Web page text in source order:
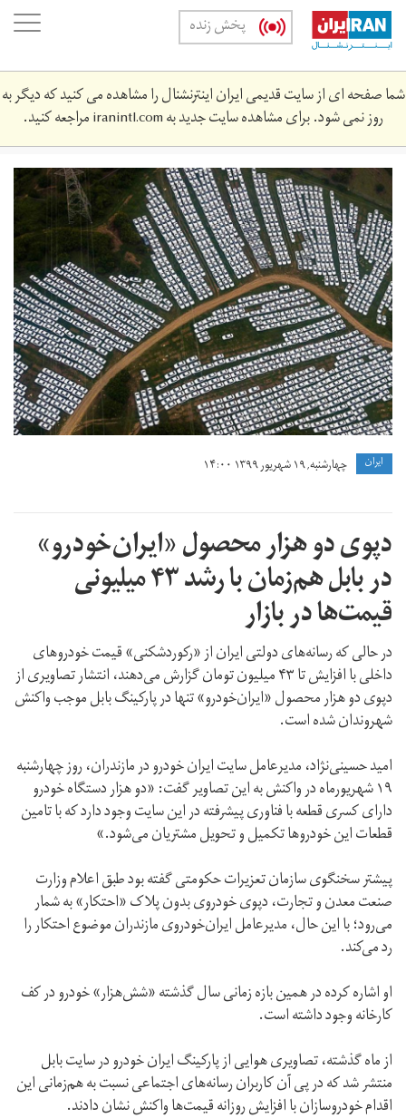
Skip
main
content
پخش زنده
شما صفحه ای از سایت قدیمی ایران اینترنشنال را مشاهده می کنید که دیگر به
روز نمی شود. برای مشاهده سایت جدید بهiranintl.comمراجعه کنید.
5303152_768.jpg
ايران چهارشنبه, ۱۹ شهریور ۱۳۹۹ ۱۴:۰۰
دپوی دو هزار محصول «ایران‌خودرو»
در بابل هم‌زمان با رشد ۴۳ میلیونی
قیمت‌ها در بازار
در حالی که رسانه‌های دولتی ایران از «رکوردشکنی» قیمت خودروهای
داخلی با افزایش تا ۴۳ میلیون تومان گزارش می‌دهند، انتشار تصاویری از
دپوی دو هزار محصول «ایران‌خودرو» تنها در پارکینگ بابل موجب واکنش
شهروندان شده است.
امید حسینی‌نژاد، مدیرعامل سایت ایران خودرو در مازندران، روز چهارشنبه
۱۹ شهریورماه در واکنش به این تصاویر گفت: «دو هزار دستگاه‌ خودرو
دارای کسری قطعه با فناوری پیشرفته در این سایت وجود دارد که با تامین
قطعات این خودروها تکمیل و تحویل مشتریان می‌شود.»
پیشتر سخنگوی سازمان تعزیرات حکومتی گفته بود طبق اعلام وزارت
صنعت معدن و تجارت، دپوی خودروی بدون پلاک «احتکار» به شمار
می‌رود؛ با این حال،‌ مدیرعامل ایران‌خودروی مازندران موضوع احتکار را
رد می‌کند.
او اشاره کرده در همین بازه زمانی سال گذشته «شش‌هزار» خودرو در کف
کارخانه وجود داشته است.
از ماه گذشته، تصاویری هوایی از پارکینگ ایران خودرو در سایت بابل
منتشر شد که در پی آن کاربران رسانه‌های اجتماعی نسبت به هم‌زمانی این
اقدام خودروسازان با افزایش روزانه قیمت‌ها واکنش نشان دادند.